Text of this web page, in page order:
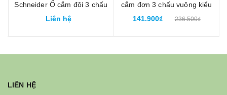
Schneider Ổ cắm đôi 3 chấu
16A S-classic
Liên hệ
cắm đơn 3 chấu vuông kiểu
Anh có công tắc
141.900₫ 236.500₫
LIÊN HỆ